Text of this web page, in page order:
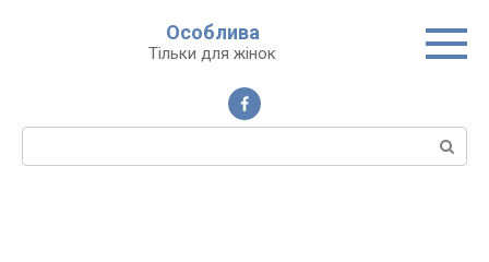
Особлива
Тільки для жінок
Пошук: